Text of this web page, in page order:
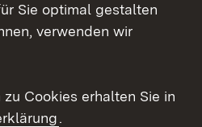
Sie optimal gestalten
verwenden wir
Cookies erhalten Sie in
.